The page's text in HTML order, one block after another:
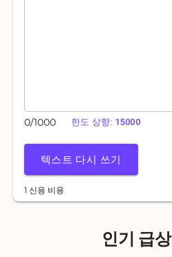
0/1000 한도 상향: 15000
텍스트 다시 쓰기
1 신용 비용
인기 급